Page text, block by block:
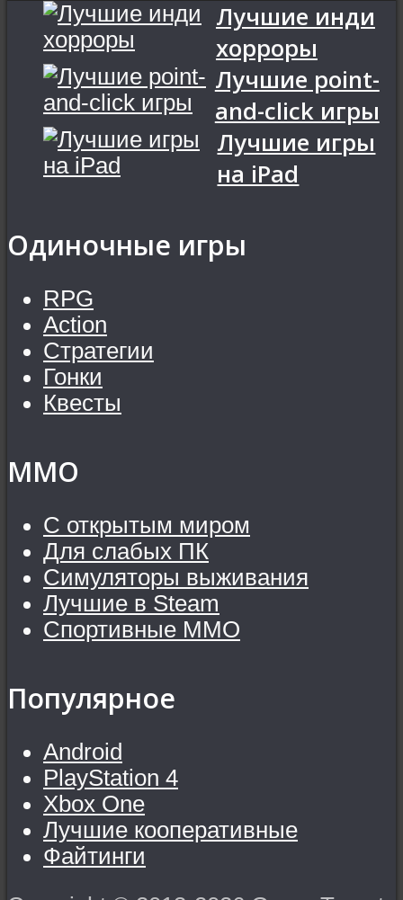
Лучшие инди
хорроры
Лучшие point-
and-click игры
Лучшие игры
на iPad
Одиночные игры
RPG
Action
Стратегии
Гонки
Квесты
MMO
С открытым миром
Для слабых ПК
Симуляторы выживания
Лучшие в Steam
Спортивные MMO
Популярное
Android
PlayStation 4
Xbox One
Лучшие кооперативные
Файтинги